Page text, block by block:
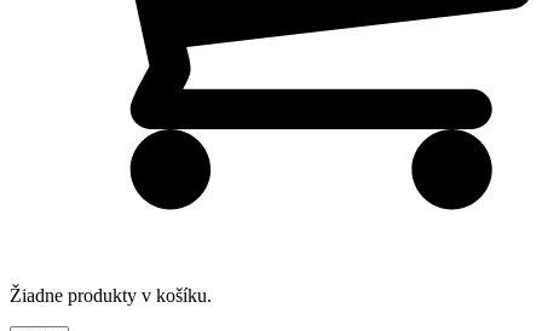
Žiadne produkty v košíku.